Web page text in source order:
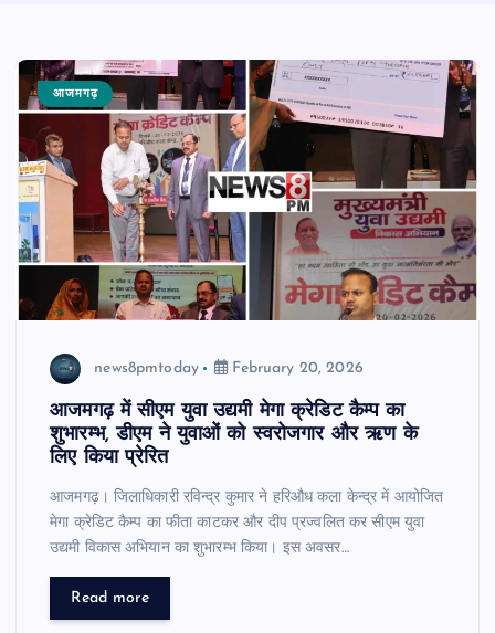
आजमगढ़
news8pmtoday February 20, 2026
आजमगढ़ में सीएम युवा उद्यमी मेगा क्रेडिट कैम्प का
शुभारम्भ, डीएम ने युवाओं को स्वरोजगार और ऋण के
लिए किया प्रेरित
आजमगढ़। जिलाधिकारी रविन्द्र कुमार ने हरिऔध कला केन्द्र में आयोजित
मेगा क्रेडिट कैम्प का फीता काटकर और दीप प्रज्वलित कर सीएम युवा
उद्यमी विकास अभियान का शुभारम्भ किया। इस अवसर…
Read more